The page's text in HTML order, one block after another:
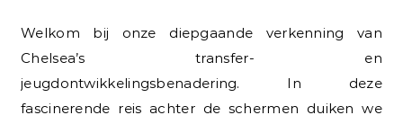
Welkom bij onze diepgaande verkenning van
Chelsea’s transfer- en
jeugdontwikkelingsbenadering. In deze
fascinerende reis achter de schermen duiken we